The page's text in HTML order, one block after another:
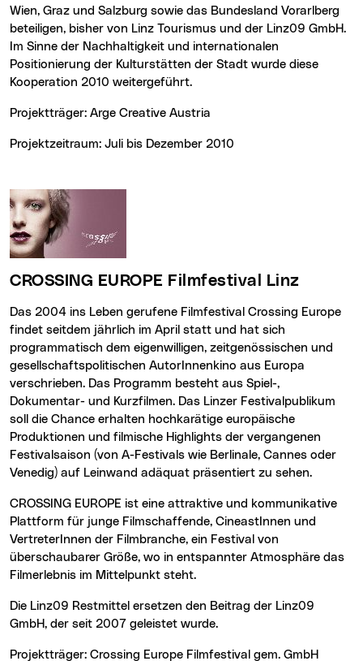
Wien, Graz und Salzburg sowie das Bundesland Vorarlberg
beteiligen, bisher von Linz Tourismus und der Linz09 GmbH.
Im Sinne der Nachhaltigkeit und internationalen
Positionierung der Kulturstätten der Stadt wurde diese
Kooperation 2010 weitergeführt.
Projektträger: Arge Creative Austria
Projektzeitraum: Juli bis Dezember 2010
CROSSING EUROPE Filmfestival Linz
Das 2004 ins Leben gerufene Filmfestival Crossing Europe
findet seitdem jährlich im April statt und hat sich
programmatisch dem eigenwilligen, zeitgenössischen und
gesellschaftspolitischen AutorInnenkino aus Europa
verschrieben. Das Programm besteht aus Spiel-,
Dokumentar- und Kurzfilmen. Das Linzer Festivalpublikum
soll die Chance erhalten hochkarätige europäische
Produktionen und filmische Highlights der vergangenen
Festivalsaison (von A-Festivals wie Berlinale, Cannes oder
Venedig) auf Leinwand adäquat präsentiert zu sehen.
CROSSING EUROPE ist eine attraktive und kommunikative
Plattform für junge Filmschaffende, CineastInnen und
VertreterInnen der Filmbranche, ein Festival von
überschaubarer Größe, wo in entspannter Atmosphäre das
Filmerlebnis im Mittelpunkt steht.
Die Linz09 Restmittel ersetzen den Beitrag der Linz09
GmbH, der seit 2007 geleistet wurde.
Projektträger: Crossing Europe Filmfestival gem. GmbH